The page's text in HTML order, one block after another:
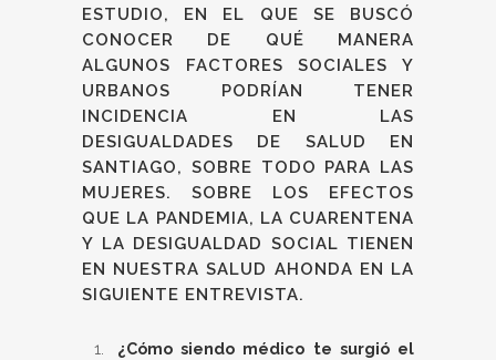
ESTUDIO, EN EL QUE SE BUSCÓ
CONOCER DE QUÉ MANERA
ALGUNOS FACTORES SOCIALES Y
URBANOS PODRÍAN TENER
INCIDENCIA EN LAS
DESIGUALDADES DE SALUD EN
SANTIAGO, SOBRE TODO PARA LAS
MUJERES. SOBRE LOS EFECTOS
QUE LA PANDEMIA, LA CUARENTENA
Y LA DESIGUALDAD SOCIAL TIENEN
EN NUESTRA SALUD AHONDA EN LA
SIGUIENTE ENTREVISTA.
¿Cómo siendo médico te surgió el